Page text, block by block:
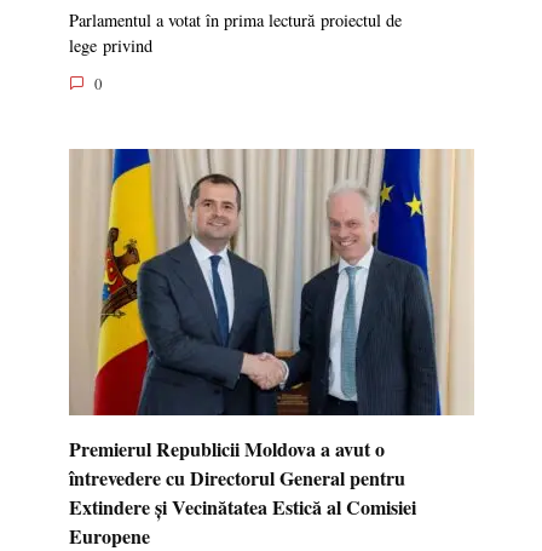
Parlamentul a votat în prima lectură proiectul de
lege privind
0
Premierul Republicii Moldova a avut o
întrevedere cu Directorul General pentru
Extindere și Vecinătatea Estică al Comisiei
Europene